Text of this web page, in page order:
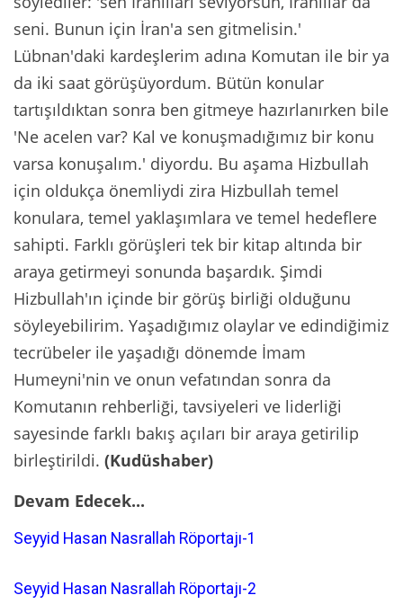
seni. Bunun için İran'a sen gitmelisin.'
Lübnan'daki kardeşlerim adına Komutan ile bir ya
da iki saat görüşüyordum. Bütün konular
tartışıldıktan sonra ben gitmeye hazırlanırken bile
'Ne acelen var? Kal ve konuşmadığımız bir konu
varsa konuşalım.' diyordu. Bu aşama Hizbullah
için oldukça önemliydi zira Hizbullah temel
konulara, temel yaklaşımlara ve temel hedeflere
sahipti. Farklı görüşleri tek bir kitap altında bir
araya getirmeyi sonunda başardık. Şimdi
Hizbullah'ın içinde bir görüş birliği olduğunu
söyleyebilirim. Yaşadığımız olaylar ve edindiğimiz
tecrübeler ile yaşadığı dönemde İmam
Humeyni'nin ve onun vefatından sonra da
Komutanın rehberliği, tavsiyeleri ve liderliği
sayesinde farklı bakış açıları bir araya getirilip
birleştirildi. (Kudüshaber)
Devam Edecek...
Seyyid Hasan Nasrallah Röportajı-1
Seyyid Hasan Nasrallah Röportajı-2